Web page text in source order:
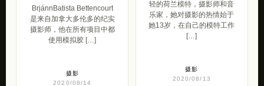
BrjánnBatista Bettencourt
是来自加拿大多伦多的纪实
摄影师，他在所有项目中都
使用模拟胶 […]
摄影
2020/08/14
轻的荷兰模特，摄影师和音
乐家，她对摄影的热情始于
她13岁，在自己的模特工作
[…]
摄影
2020/08/13